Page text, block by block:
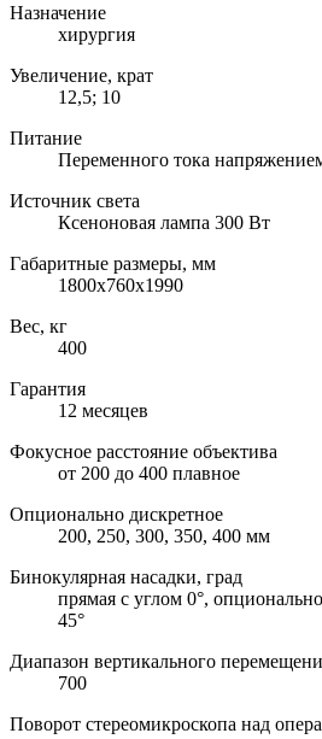
Назначение
хирургия
Увеличение, крат
12,5; 10
Питание
Переменного тока
Источник света
Ксеноновая лампа 300 Вт
Габаритные размеры, мм
1800х760х1990
Вес, кг
400
Гарантия
12 месяцев
Фокусное расстояние объектива
от 200 до 400 плавное
Опционально дискретное
200, 250, 300, 350, 400 мм
Бинокулярная насадки, град
прямая с углом 0°,
45°
Диапазон вертикального
700
Поворот стереомикроскопа над